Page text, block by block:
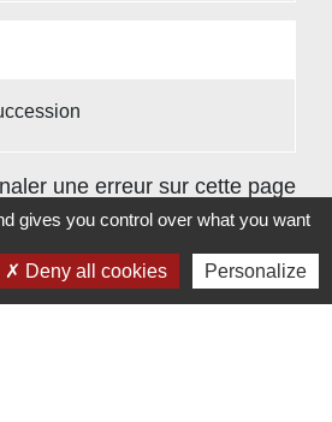
une erreur sur cette page
gives you control over what you want
Deny all cookies Personalize